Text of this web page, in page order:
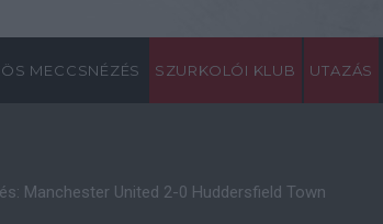
MECCSNÉZÉS SZURKOLÓI KLUB UTAZÁS
Manchester United 2-0 Huddersfield Town